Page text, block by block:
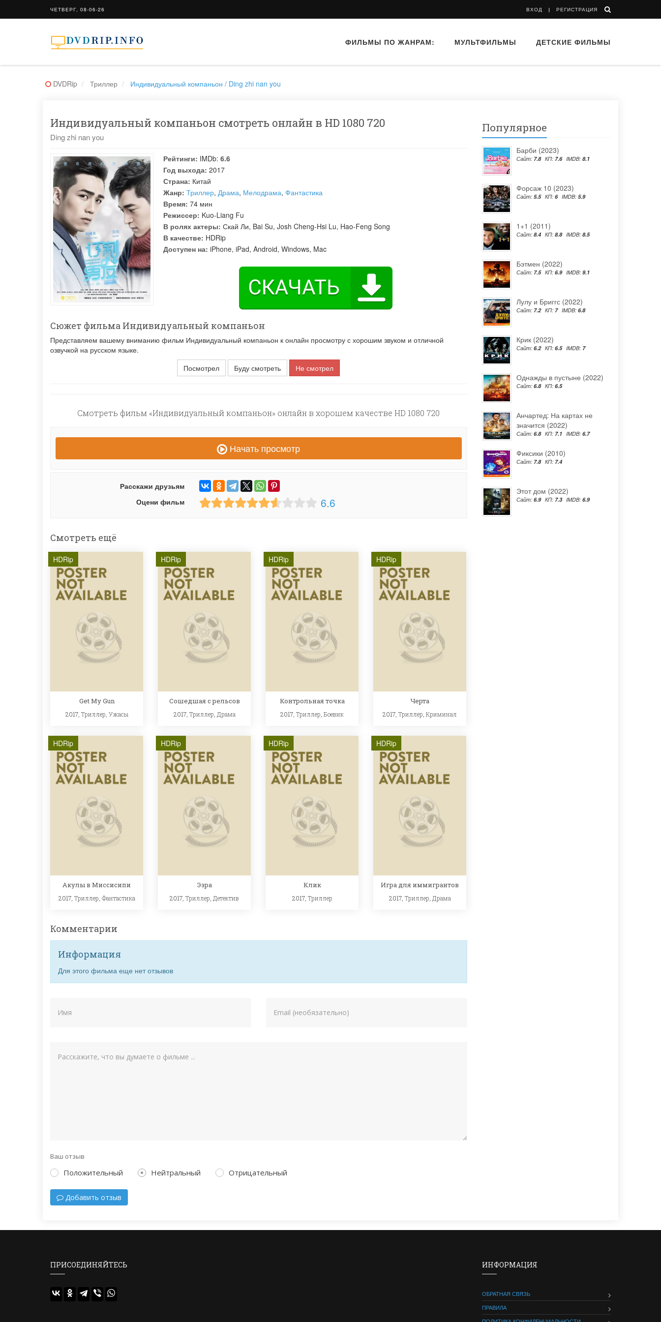
ЧЕТВЕРГ, 08-06-26 ВХОД РЕГИСТРАЦИЯ
ФИЛЬМЫ ПО ЖАНРАМ: МУЛЬТФИЛЬМЫ ДЕТСКИЕ ФИЛЬМЫ
DVDRip Триллер Индивидуальный компаньон / Ding zhi nan you
Индивидуальный компаньон смотреть онлайн в HD 1080 720
Ding zhi nan you
Рейтинги: IMDb: 6.6
Год выхода: 2017
Страна: Китай
Жанр: Триллер, Драма, Мелодрама, Фантастика
Время: 74 мин
Режиссер: Kuo-Liang Fu
В ролях актеры: Скай Ли, Bai Su, Josh Cheng-Hsi Lu, Hao-Feng Song
В качестве: HDRip
Доступен на: iPhone, iPad, Android, Windows, Mac
Сюжет фильма Индивидуальный компаньон
Представляем вашему вниманию фильм Индивидуальный компаньон к онлайн просмотру с хорошим звуком и отличной
озвучкой на русском языке.
Посмотрел
Буду смотреть Не смотрел
Смотреть фильм «Индивидуальный компаньон» онлайн в хорошем качестве HD 1080 720
Начать просмотр
Расскажи друзьям
Оцени фильм
6.6
Смотреть ещё
HDRip
Get My Gun
2017, Триллер Ужасы
HDRip
Сошедшая с рельсов
2017, Триллер Драма
HDRip
Контрольная точка
2017, Триллер Боевик
HDRip
Черта
2017, Триллер Криминал
HDRip
Акулы в Миссисипи
2017, Триллер Фантастика
HDRip
Эзра
2017, Триллер Детектив
HDRip
Клик
2017, Триллер
HDRip
Игра для иммигрантов
2017, Триллер Драма
Комментарии
Информация
Для этого фильма еще нет отзывов
Ваш отзыв
Положительный Нейтральный Отрицательный
Добавить отзыв
Популярное
Барби (2023)
Сайт: 7.8 КП: 7.6 IMDB: 8.1
Форсаж 10 (2023)
Сайт: 5.5 КП: 6 IMDB: 5.9
1+1 (2011)
Сайт: 8.4 КП: 8.8 IMDB: 8.5
Бэтмен (2022)
Сайт: 7.5 КП: 6.9 IMDB: 9.1
Лулу и Бриггс (2022)
Сайт: 7.2 КП: 7 IMDB: 6.8
Крик (2022)
Сайт: 6.2 КП: 6.5 IMDB: 7
Однажды в пустыне (2022)
Сайт: 6.8 КП: 6.5
Анчартед: На картах не
значится (2022)
Сайт: 6.8 КП: 7.1 IMDB: 6.7
Фиксики (2010)
Сайт: 7.8 КП: 7.4
Этот дом (2022)
Сайт: 6.9 КП: 7.3 IMDB: 6.9
ПРИСОЕДИНЯЙТЕСЬ ИНФОРМАЦИЯ
ОБРАТНАЯ СВЯЗЬ
ПРАВИЛА